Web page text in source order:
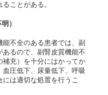
ことがある。
）
不全のある患者では、副
るので、副腎皮質機能不
充）を十分にはかってか
圧低下、尿量低下、呼吸
は適切な処置を行うこ